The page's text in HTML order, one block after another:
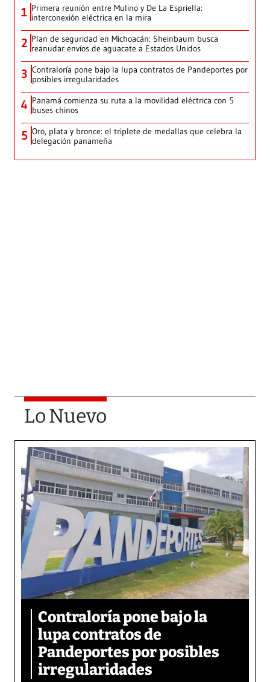
1 Primera reunión entre Mulino y De La Espriella:
interconexión eléctrica en la mira
2 Plan de seguridad en Michoacán: Sheinbaum busca
reanudar envíos de aguacate a Estados Unidos
3 Contraloría pone bajo la lupa contratos de Pandeportes por
posibles irregularidades
4 Panamá comienza su ruta a la movilidad eléctrica con 5
buses chinos
5 Oro, plata y bronce: el triplete de medallas que celebra la
delegación panameña
Lo Nuevo
Contraloría pone bajo la
lupa contratos de
Pandeportes por posibles
irregularidades